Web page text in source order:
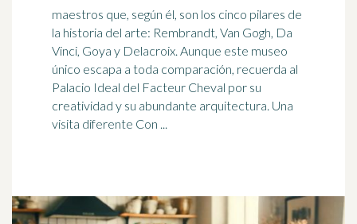
maestros que, según él, son los cinco pilares de
la historia del arte: Rembrandt, Van Gogh, Da
Vinci, Goya y Delacroix. Aunque este museo
único escapa a toda comparación, recuerda al
Palacio Ideal del Facteur Cheval por su
creatividad y su abundante arquitectura. Una
visita diferente Con ...